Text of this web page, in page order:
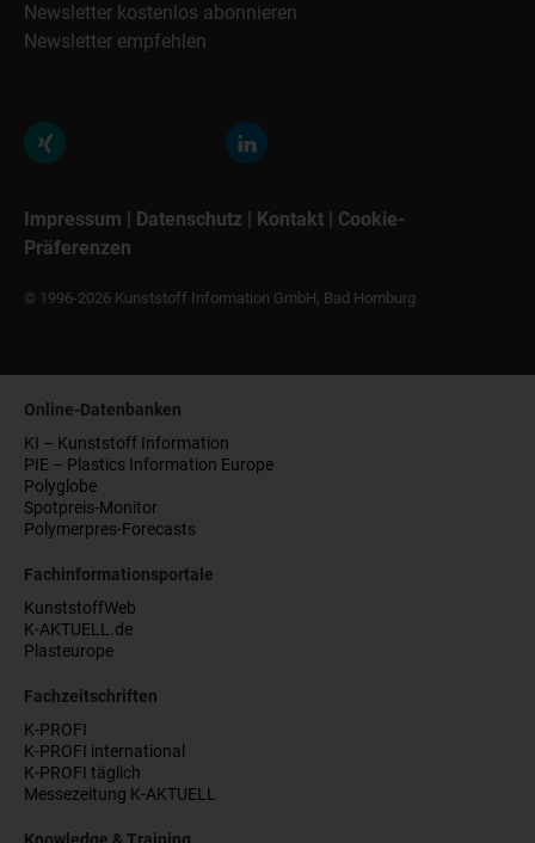
Newsletter kostenlos abonnieren
Newsletter empfehlen
Impressum | Datenschutz | Kontakt | Cookie-
Präferenzen
© 1996-2026 Kunststoff Information GmbH, Bad Homburg
Online-Datenbanken
KI – Kunststoff Information
PIE – Plastics Information Europe
Polyglobe
Spotpreis-Monitor
Polymerpres-Forecasts
Fachinformationsportale
KunststoffWeb
K-AKTUELL.de
Plasteurope
Fachzeitschriften
K-PROFI
K-PROFI international
K-PROFI täglich
Messezeitung K-AKTUELL